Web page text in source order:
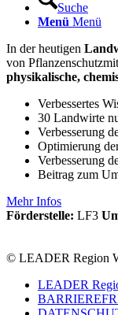
Suche
Menü Menü
In der heutigen
von
physikalische,
Verbessertes
30 Landwirte
Verbesserung
Optimierung
Verbesserung
Beitrag zum
Mehr Infos
Förderstelle: LF3
© LEADER Region
LEADER